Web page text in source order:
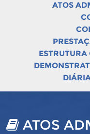
ATOS
ATOS